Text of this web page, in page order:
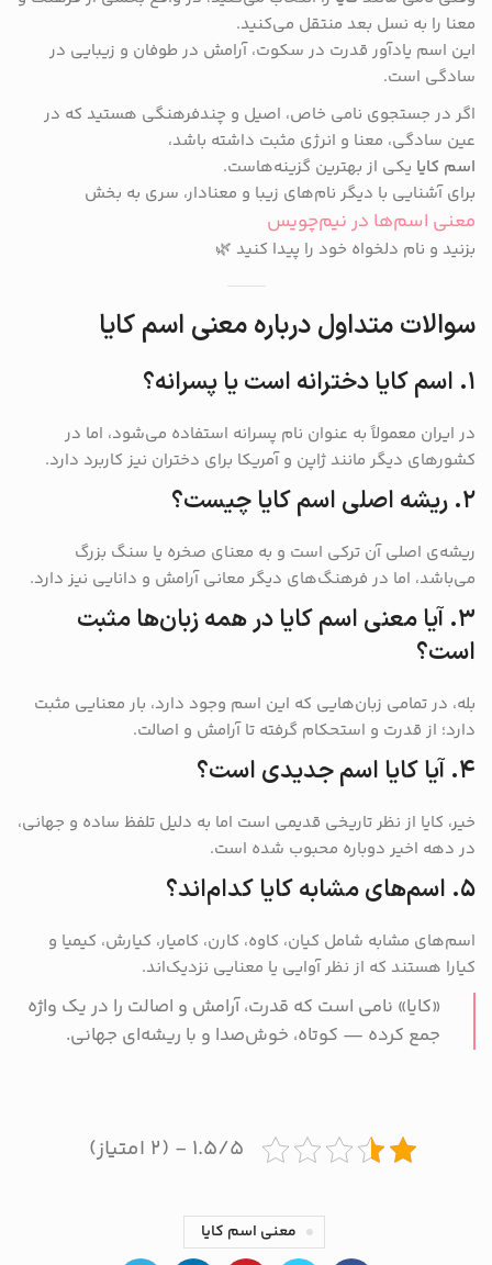
معنا را به نسل بعد منتقل می‌کنید.
این اسم یادآور قدرت در سکوت، آرامش در طوفان و زیبایی در
سادگی است.
اگر در جستجوی نامی خاص، اصیل و چندفرهنگی هستید که در
عین سادگی، معنا و انرژی مثبت داشته باشد،
اسم کایا یکی از بهترین گزینه‌هاست.
برای آشنایی با دیگر نام‌های زیبا و معنادار، سری به بخش
معنی اسم‌ها در نیم‌چویس
بزنید و نام دلخواه خود را پیدا کنید 🌿
سوالات متداول درباره معنی اسم کایا
۱. اسم کایا دخترانه است یا پسرانه؟
در ایران معمولاً به عنوان نام پسرانه استفاده می‌شود، اما در
کشورهای دیگر مانند ژاپن و آمریکا برای دختران نیز کاربرد دارد.
۲. ریشه اصلی اسم کایا چیست؟
ریشه‌ی اصلی آن ترکی است و به معنای صخره یا سنگ بزرگ
می‌باشد، اما در فرهنگ‌های دیگر معانی آرامش و دانایی نیز دارد.
۳. آیا معنی اسم کایا در همه زبان‌ها مثبت
است؟
بله، در تمامی زبان‌هایی که این اسم وجود دارد، بار معنایی مثبت
دارد؛ از قدرت و استحکام گرفته تا آرامش و اصالت.
۴. آیا کایا اسم جدیدی است؟
خیر، کایا از نظر تاریخی قدیمی است اما به دلیل تلفظ ساده و جهانی،
در دهه اخیر دوباره محبوب شده است.
۵. اسم‌های مشابه کایا کدام‌اند؟
اسم‌های مشابه شامل کیان، کاوه، کارن، کامیار، کیارش، کیمیا و
کیارا هستند که از نظر آوایی یا معنایی نزدیک‌اند.
«کایا» نامی است که قدرت، آرامش و اصالت را در یک واژه
جمع کرده — کوتاه، خوش‌صدا و با ریشه‌ای جهانی.
۱.۵/۵ - (۲ امتیاز)
معنی اسم کایا